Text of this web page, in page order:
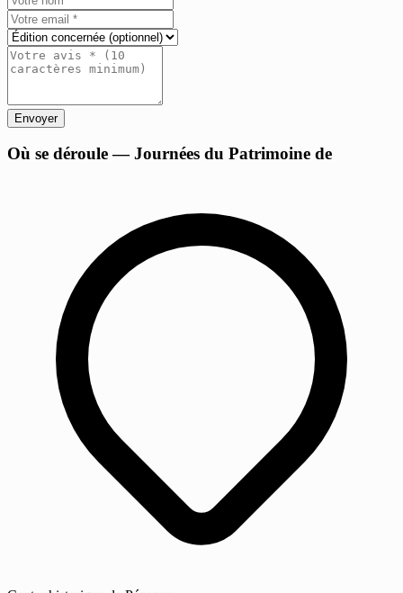
Envoyer
Où se déroule — Journées du Patrimoine de